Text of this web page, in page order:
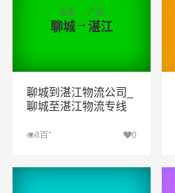
山东
聊城→
广东
湛江
聊城到湛江物流公司_
聊城至湛江物流专线
8百 + 0
查看详细